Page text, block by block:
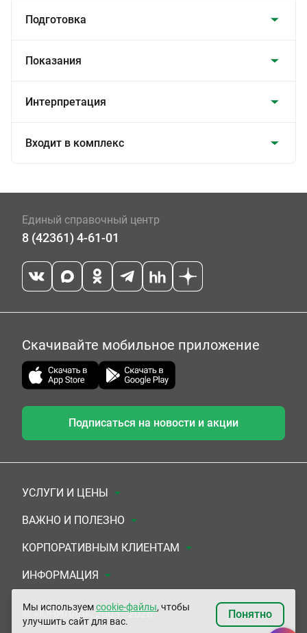
Подготовка
Показания
Интерпретация
Входит в комплекс
Единый справочный центр
8 (42361) 4-61-01
Скачивайте мобильное приложение
Подписаться на новости и акции
УСЛУГИ И ЦЕНЫ
Анализы
Комплексы
УЗИ
ЭКГ/Холтер/СМАД
Приемы врачей
ВАЖНО И ПОЛЕЗНО
Документы для заключения договора
Система скидок
Подарочные сертификаты
Сертификаты на комплексные программы
КОРПОРАТИВНЫМ КЛИЕНТАМ
Медицинским организациям
Прочим организациям
ИНФОРМАЦИЯ
О Компании
Контакты
© «ЮНИЛАБ», 2003 - 2026
Мы используемcookie-файлы, чтобы
улучшить сайт для вас.
Понятно